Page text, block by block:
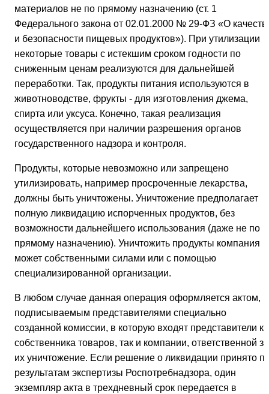
материалов не по прямому назначению (ст. 1
Федерального закона от 02.01.2000 № 29-ФЗ «О
и безопасности пищевых продуктов»). При утилизации
некоторые товары с истекшим сроком годности по
сниженным ценам реализуются для дальнейшей
переработки. Так, продукты питания используются в
животноводстве, фрукты - для изготовления джема,
спирта или уксуса. Конечно, такая реализация
осуществляется при наличии разрешения органов
государственного надзора и контроля.
Продукты, которые невозможно или запрещено
утилизировать, например просроченные лекарства,
должны быть уничтожены. Уничтожение предполагает
полную ликвидацию испорченных продуктов, без
возможности дальнейшего использования (даже не по
прямому назначению). Уничтожить продукты компания
может собственными силами или с помощью
специализированной организации.
В любом случае данная операция оформляется актом,
подписываемым представителями специально
созданной комиссии, в которую входят представители
собственника товаров, так и компании, ответственной за
их уничтожение. Если решение о ликвидации принято
результатам экспертизы Роспотребнадзора, один
экземпляр акта в трехдневный срок передается в